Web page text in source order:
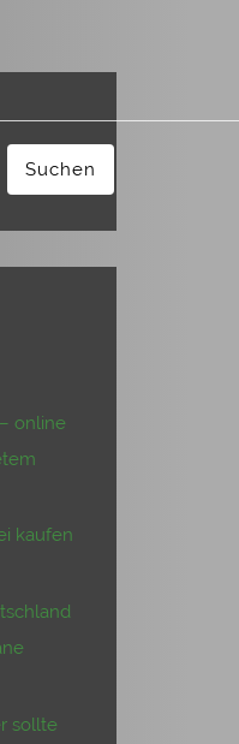
Suchen
online
kaufen
sollte